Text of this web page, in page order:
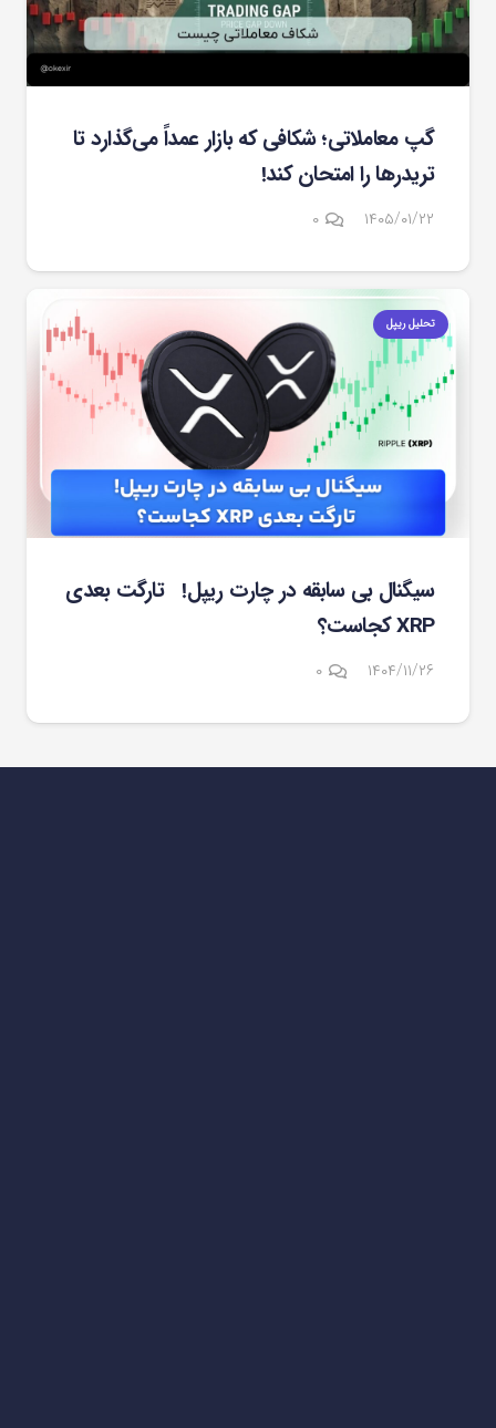
گپ معاملاتی؛ شکافی که بازار عمداً می‌گذارد تا
تریدرها را امتحان کند!
۱۴۰۵/۰۱/۲۲ ۰
تحلیل ریپل
سیگنال بی سابقه در چارت ریپل! تارگت بعدی
XRP کجاست؟
۱۴۰۴/۱۱/۲۶ ۰